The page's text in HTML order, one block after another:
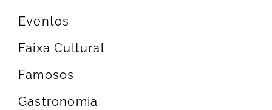
Eventos
Faixa Cultural
Famosos
Gastronomia